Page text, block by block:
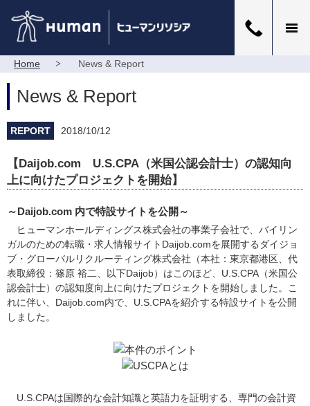
Home News & Report
News & Report
REPORT 2018/10/12
【Daijob.com U.S.CPA（米国公認会計士）の認知向
上に向けたプロジェクトを開始】
～Daijob.com 内で特設サイトを公開～
ヒューマンホールディングス株式会社の事業子会社で、バイリン
ガルのための転職・求人情報サイトDaijob.comを展開するダイジョ
ブ・グローバルリクルーティング株式会社（本社：東京都港区、代
表取締役：篠原 裕二、以下Daijob）はこのほど、U.S.CPA（米国公
認会計士）の認知度向上に向けたプロジェクトを開始しました。こ
れに伴い、Daijob.com内で、U.S.CPAを紹介する特設サイトを公開
しました。
U.S.CPAは国際的な会計知識と英語力を証明する、専門の会計資